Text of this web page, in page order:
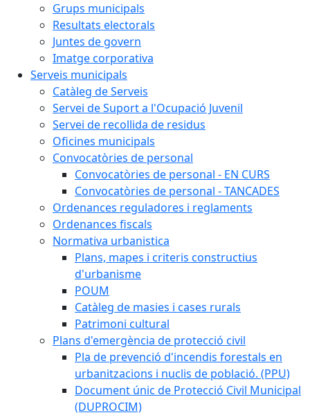
Grups municipals
Resultats electorals
Juntes de govern
Imatge corporativa
Serveis municipals
Catàleg de Serveis
Servei de Suport a l'Ocupació Juvenil
Servei de recollida de residus
Oficines municipals
Convocatòries de personal
Convocatòries de personal - EN CURS
Convocatòries de personal - TANCADES
Ordenances reguladores i reglaments
Ordenances fiscals
Normativa urbanistica
Plans, mapes i criteris constructius
d'urbanisme
POUM
Catàleg de masies i cases rurals
Patrimoni cultural
Plans d'emergència de protecció civil
Pla de prevenció d'incendis forestals en
urbanitzacions i nuclis de població. (PPU)
Document únic de Protecció Civil Municipal
(DUPROCIM)